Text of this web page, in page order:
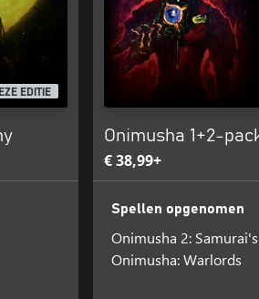
EDITIE
Onimusha 1+2-
€ 38,99+
Spellen opgenomen
Onimusha 2:
Onimusha: Warlords